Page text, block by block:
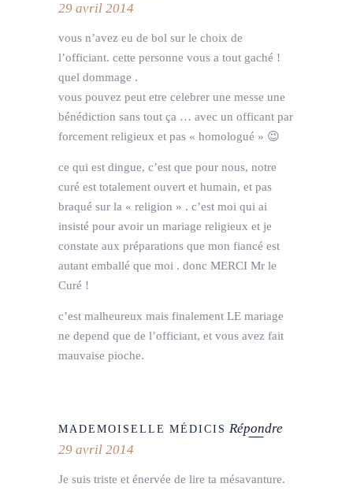
29 avril 2014
vous n’avez eu de bol sur le choix de
l’officiant. cette personne vous a tout gaché !
quel dommage .
vous pouvez peut etre celebrer une messe une
bénédiction sans tout ça … avec un officant par
forcement religieux et pas « homologué » 😉
ce qui est dingue, c’est que pour nous, notre
curé est totalement ouvert et humain, et pas
braqué sur la « religion » . c’est moi qui ai
insisté pour avoir un mariage religieux et je
constate aux préparations que mon fiancé est
autant emballé que moi . donc MERCI Mr le
Curé !
c’est malheureux mais finalement LE mariage
ne depend que de l’officiant, et vous avez fait
mauvaise pioche.
MADEMOISELLE MÉDICIS Répondre
29 avril 2014
Je suis triste et énervée de lire ta mésavanture.